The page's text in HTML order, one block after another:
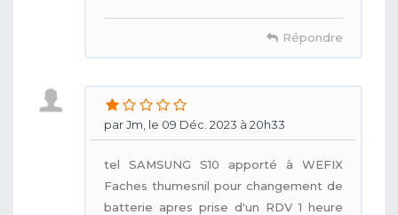
Répondre
par Jm, le 09 Déc. 2023 à 20h33
tel SAMSUNG S10 apporté à WEFIX
Faches thumesnil pour changement de
batterie apres prise d'un RDV 1 heure